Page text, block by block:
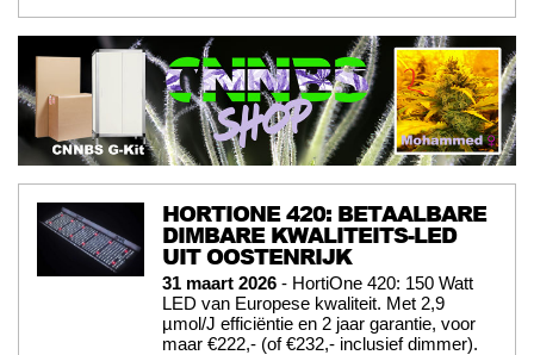
HORTIONE 420: BETAALBARE
DIMBARE KWALITEITS-LED
UIT OOSTENRIJK
31 maart 2026 - HortiOne 420: 150 Watt
LED van Europese kwaliteit. Met 2,9
µmol/J efficiëntie en 2 jaar garantie, voor
maar €222,- (of €232,- inclusief dimmer).